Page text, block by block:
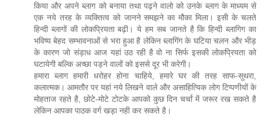
किया और अपने ब्लाग को बनाया तथा पढ़ने वालो को उनके ब्लाग के माध्यम से
एक नये तरह के व्यक्तित्व को जानने समझने का मौका मिला। इसी के चलते
हिन्दी ब्लागों की लोकप्रियता बढ़ी। ये हम सब जानते है कि हिन्दी ब्लागिग का
भविष्य बेहद सम्भावनाओं से भरा हुआ है लेकिन ब्लागिंग के घटिया चलन और भीड़
के कारण जो संड़ाध आज यहां उठ रही है वो ना सिर्फ इसकी लोकप्रियता को
घटायेगी बल्कि अच्छा पड़ने वालों को इससे दूर भी करेगी।
हमारा ब्लाग हमारी धरोहर होना चाहिये, हमारे घर की तरह साफ-सुथरा,
कलात्मक। आमतौर पर यहां नये लिखने वाले और असाहित्यिक लोग टिप्पणीयों के
मोहताज रहते है, छोटे-मोटे टोटके आपको कुछ दिन चर्चां में जरूर रख सकते है
लेकिन आपका पाठक वर्ग खड़ा नही कर सकते है।